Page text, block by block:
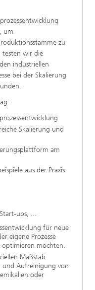
um
zu
testen wir die
industriellen
bei der Skalierung
Skalierung und
am
aus der Praxis
ups, ...
für neue
eigene Prozesse
optimieren möchten.
Maßstab
und Aufreinigung von
oder